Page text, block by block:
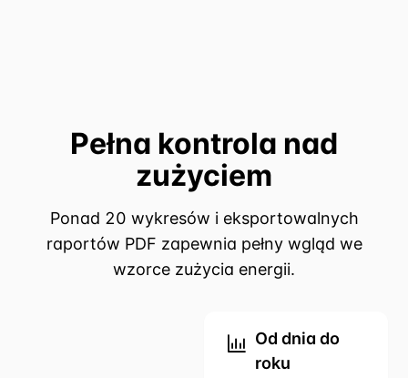
Pełna kontrola nad
zużyciem
Ponad 20 wykresów i eksportowalnych
raportów PDF zapewnia pełny wgląd we
wzorce zużycia energii.
Od dnia do
roku